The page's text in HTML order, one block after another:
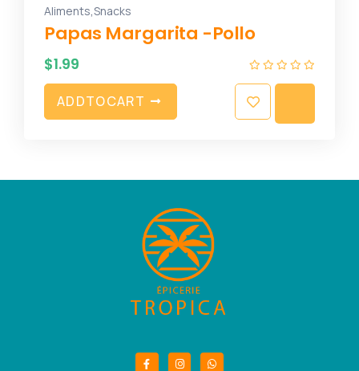
Aliments,Snacks
Papas Margarita -Pollo
$1.99
ADDTOCART